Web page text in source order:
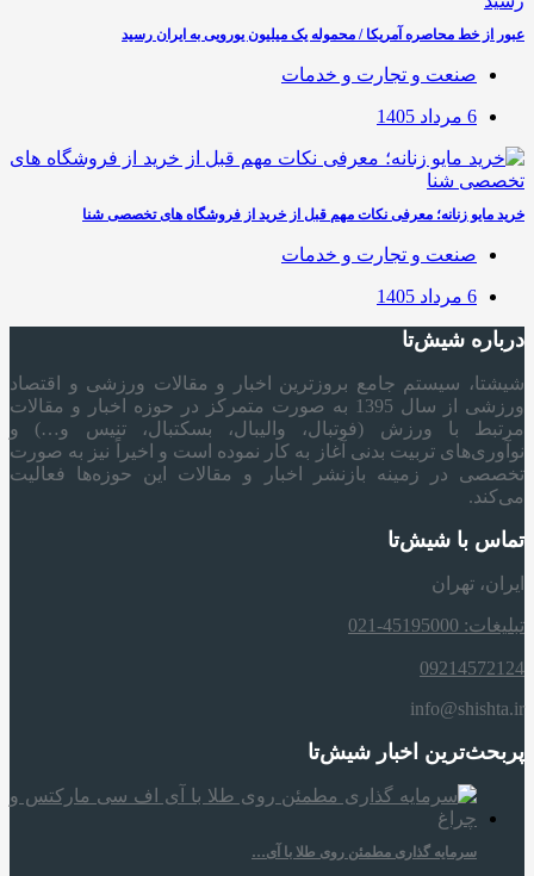
عبور از خط محاصره آمریکا / محموله یک میلیون یورویی به ایران رسید
صنعت و تجارت و خدمات
6 مرداد 1405
خرید مایو زنانه؛ معرفی نکات مهم قبل از خرید از فروشگاه های تخصصی شنا
صنعت و تجارت و خدمات
6 مرداد 1405
درباره شیش‌تا
شیشتا، سیستم جامع بروزترین اخبار و مقالات ورزشی و اقتصاد
ورزشی از سال 1395 به صورت متمرکز در حوزه اخبار و مقالات
مرتبط با ورزش (فوتبال، والیبال، بسکتبال، تنیس و…) و
نوآوری‌های تربیت بدنی آغاز به کار نموده است و اخیراً نیز به صورت
تخصصی در زمینه بازنشر اخبار و مقالات این حوزه‌ها فعالیت
می‌کند.
تماس با شیش‌تا
ایران، تهران
تبلیغات: 45195000-021
09214572124
info@shishta.ir
پربحث‌ترین اخبار شیش‌تا
سرمایه‌ گذاری مطمئن روی طلا با آی…